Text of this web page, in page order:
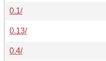
0.1/
0.13/
0.4/